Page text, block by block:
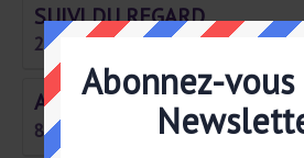
SUIVI DU REGARD
2 Lettres
AGIRA EN AIMANT
8 Lettres
Abonnez-